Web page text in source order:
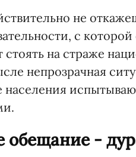
не
с
стоять на страже
непрозрачная
населения
обещание -